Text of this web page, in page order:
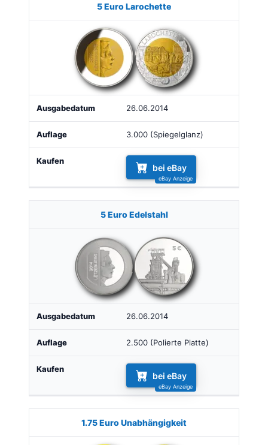
Ausgabe Auflage
5 Euro Larochette
26.06.2014
3.000 (Spiegelglanz)
bei eBay
5 Euro Edelstahl
26.06.2014
2.500 (Polierte Platte)
bei eBay
1.75 Euro Unabhängigkeit